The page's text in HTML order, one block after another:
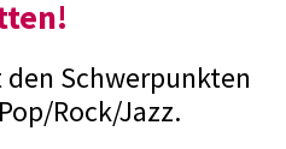
Schwerpunkten
Rock/Jazz.